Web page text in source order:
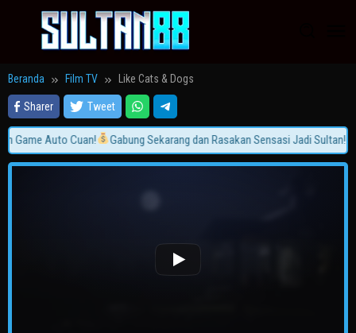
Beranda Film TV Like Cats & Dogs
Sharer Tweet
Game Auto Cuan! Gabung Sekarang dan Rasakan Sensasi Jadi Sultan!